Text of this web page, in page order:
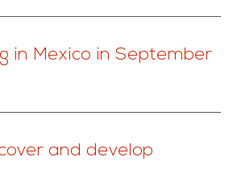
in Mexico in September
and develop